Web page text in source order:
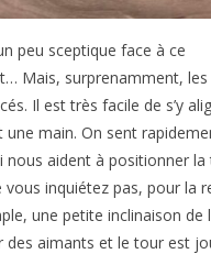
peu sceptique face à ce
Mais, surprenamment, les
Il est très facile de s’y
une main. On sent
nous aident à positionner
inquiétez pas, pour la
une petite inclinaison de
des aimants et le tour est